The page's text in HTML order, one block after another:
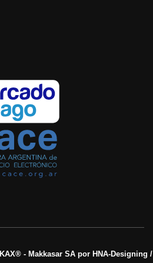
- Makkasar SA por HNA-Designing /